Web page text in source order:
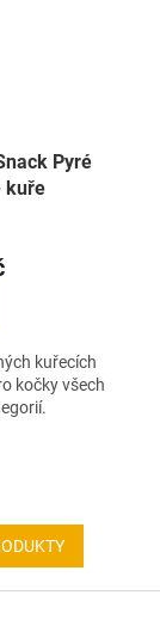
Pyré
kuře
kuřecích
kočky všech